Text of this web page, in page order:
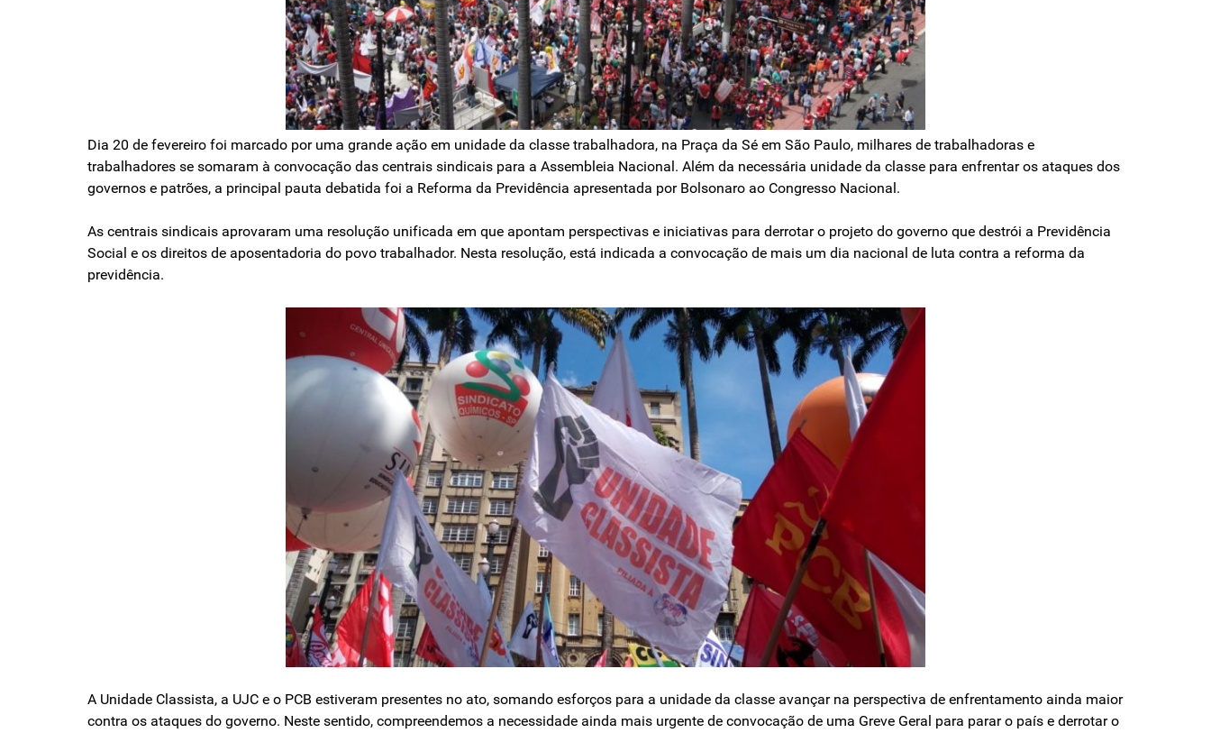
Dia 20 de fevereiro foi marcado por uma grande ação em unidade da classe trabalhadora, na Praça da Sé em São Paulo, milhares de trabalhadoras e
trabalhadores se somaram à convocação das centrais sindicais para a Assembleia Nacional. Além da necessária unidade da classe para enfrentar os ataques dos
governos e patrões, a principal pauta debatida foi a Reforma da Previdência apresentada por Bolsonaro ao Congresso Nacional.
As centrais sindicais aprovaram uma resolução unificada em que apontam perspectivas e iniciativas para derrotar o projeto do governo que destrói a Previdência
Social e os direitos de aposentadoria do povo trabalhador. Nesta resolução, está indicada a convocação de mais um dia nacional de luta contra a reforma da
previdência.
A Unidade Classista, a UJC e o PCB estiveram presentes no ato, somando esforços para a unidade da classe avançar na perspectiva de enfrentamento ainda maior
contra os ataques do governo. Neste sentido, compreendemos a necessidade ainda mais urgente de convocação de uma Greve Geral para parar o país e derrotar o